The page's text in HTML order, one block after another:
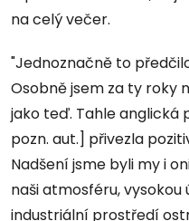
na celý večer.
"Jednoznačně to
Osobně jsem za ty roky
jako teď. Tahle anglická
pozn. aut.] přivezla
Nadšení jsme byli my i
naši atmosféru,
industriální prostředí